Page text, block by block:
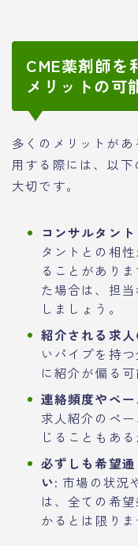
CME薬剤師を
メリットの可
多くのメリットが
用する際には、以
大切です。
コンサルタン
タントとの相
ることがあり
た場合は、担
しましょう。
紹介される求
いパイプを持
に紹介が偏る
連絡頻度やペー
求人紹介のペ
じることもあ
必ずしも希望
い: 市場の状況
は、全ての希
かるとは限りま